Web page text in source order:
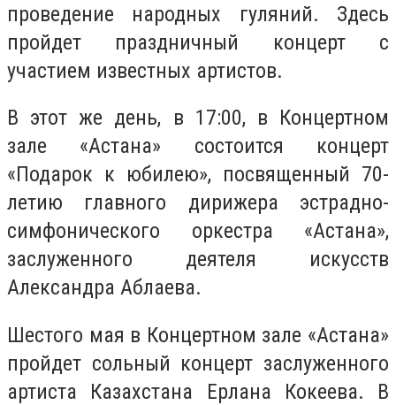
проведение народных гуляний. Здесь
пройдет праздничный концерт с
участием известных артистов.
В этот же день, в 17:00, в Концертном
зале «Астана» состоится концерт
«Подарок к юбилею», посвященный 70-
летию главного дирижера эстрадно-
симфонического оркестра «Астана»,
заслуженного деятеля искусств
Александра Аблаева.
Шестого мая в Концертном зале «Астана»
пройдет сольный концерт заслуженного
артиста Казахстана Ерлана Кокеева. В